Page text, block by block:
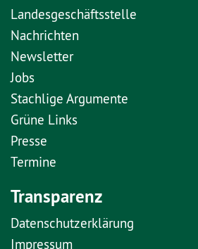
Landesgeschäftsstelle
Nachrichten
Newsletter
Jobs
Stachlige Argumente
Grüne Links
Presse
Termine
Transparenz
Datenschutzerklärung
Impressum